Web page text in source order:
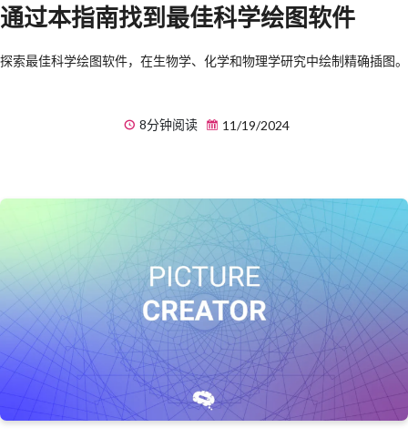
通过本指南找到最佳科学绘图软件
探索最佳科学绘图软件，在生物学、化学和物理学研究中绘制精确插图。
8分钟阅读 11/19/2024